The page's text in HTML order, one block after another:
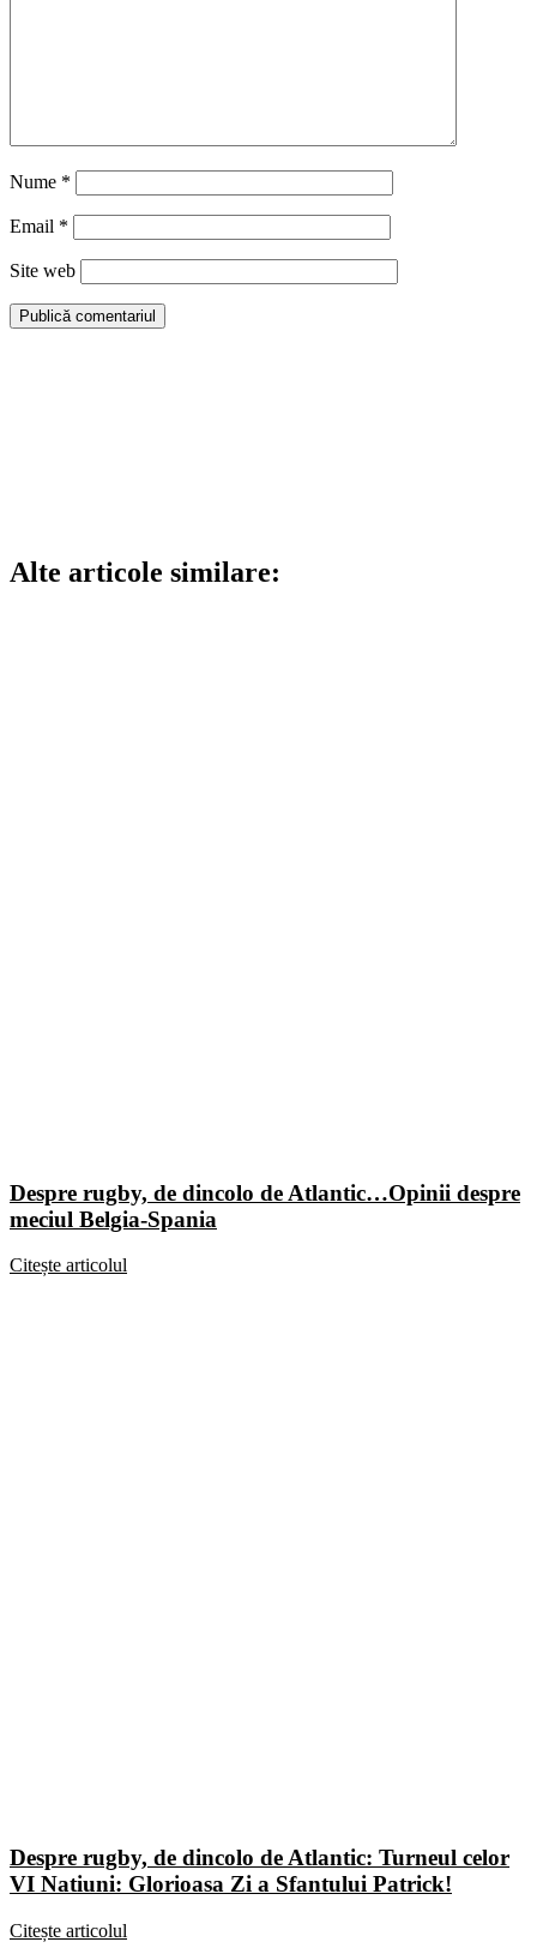
Nume *
Email *
Site web
Alte articole similare:
Despre rugby, de dincolo de Atlantic…Opinii despre
meciul Belgia-Spania
Citește articolul
Despre rugby, de dincolo de Atlantic: Turneul celor
VI Natiuni: Glorioasa Zi a Sfantului Patrick!
Citește articolul